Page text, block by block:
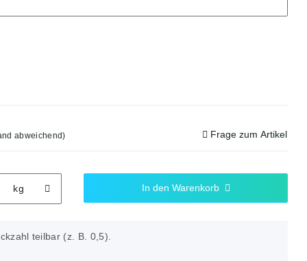
abweichend) Frage zum Artikel
kg In den Warenkorb
teilbar (z. B. 0,5).